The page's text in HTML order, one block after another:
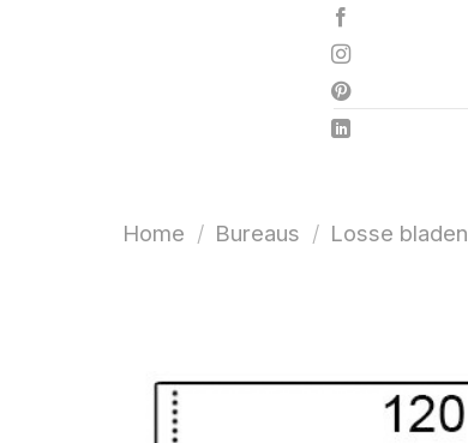
Home / Bureaus / Losse bladen